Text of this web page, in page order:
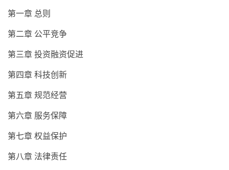
第一章 总则
第二章 公平竞争
第三章 投资融资促进
第四章 科技创新
第五章 规范经营
第六章 服务保障
第七章 权益保护
第八章 法律责任